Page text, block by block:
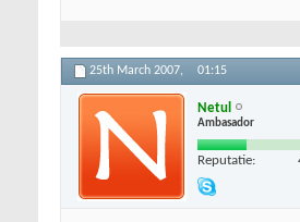
25th March 2007, 01:15
Netul
Ambasador
Reputatie: